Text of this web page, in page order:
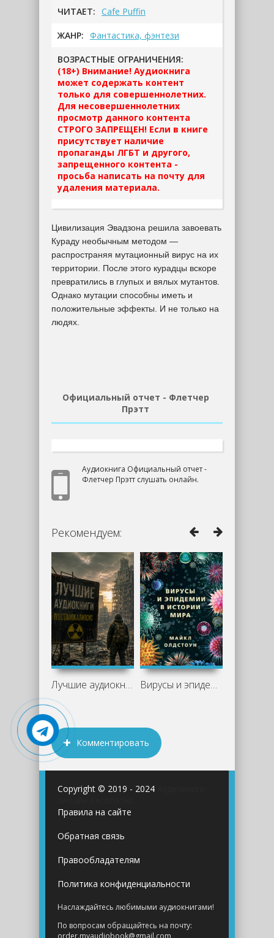
ЧИТАЕТ: Cafe Puffin
ЖАНР: Фантастика, фэнтези
ВОЗРАСТНЫЕ ОГРАНИЧЕНИЯ:
(18+) Внимание! Аудиокнига
может содержать контент
только для совершеннолетних.
Для несовершеннолетних
просмотр данного контента
СТРОГО ЗАПРЕЩЕН! Если в книге
присутствует наличие
пропаганды ЛГБТ и другого,
запрещенного контента -
просьба написать на почту для
удаления материала.
Цивилизация Эвадзона решила завоевать
Кураду необычным методом —
распространяя мутационный вирус на их
территории. После этого курадцы вскоре
превратились в глупых и вялых мутантов.
Однако мутации способны иметь и
положительные эффекты. И не только на
людях.
Официальный отчет - Флетчер
Прэтт
Аудиокнига Официальный отчет -
Флетчер Прэтт слушать онлайн.
Рекомендуем:
Лучшие аудиокниги постапокалипсис: что Вирусы и эпидемии в истории мира.
Комментировать
Copyright © 2019 - 2024
Правила на сайте
Обратная связь
Правообладателям
Политика конфиденциальности
Наслаждайтесь любимыми аудиокнигами!
По вопросам обращайтесь на почту:
order.myaudiobook@gmail.com